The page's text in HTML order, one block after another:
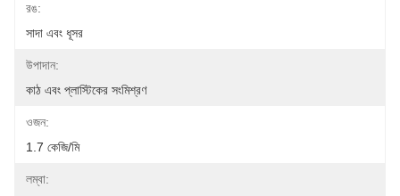
রঙ:
সাদা এবং ধূসর
উপাদান:
কাঠ এবং প্লাস্টিকের সংমিশ্রণ
ওজন:
1.7 কেজি/মি
লম্বা: